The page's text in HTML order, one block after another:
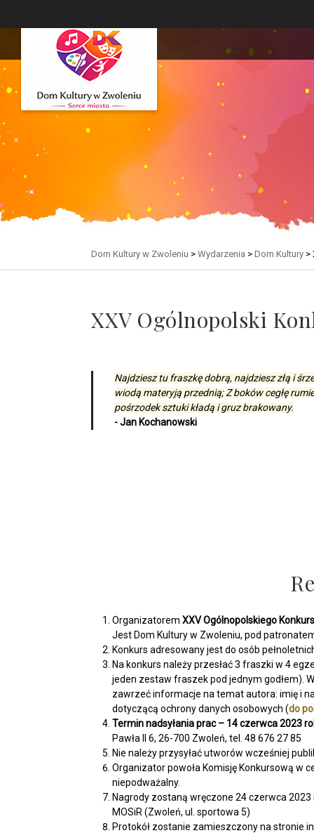
Dom Kultury w Zwoleniu > Wydarzenia > Dom Kultury >
XXV Ogólnopolski
Najdziesz tu fraszkę dobrą, najdziesz złą i
wiodą materyją przednią; Z boków cegłę
pośrzodek sztuki kładą i gruz brakowany.
Jan Kochanowski
Organizatorem XXV Ogólnopolskiego
Jest Dom Kultury w Zwoleniu, pod
Konkurs adresowany jest do osób
Na konkurs należy przesłać 3 fraszki w 4
jeden zestaw fraszek pod jednym godłem).
zawrzeć informacje na temat autora: imię i
dotyczącą ochrony danych osobowych (do
Termin nadsyłania prac – 14 czerwca 2023
Pawła II 6, 26-700 Zwoleń, tel. 48 676 27 85
Nie należy przysyłać utworów wcześniej
Organizator powoła Komisję Konkursową w
niepodważalny.
Nagrody zostaną wręczone 24 czerwca
MOSiR (Zwoleń, ul. sportowa 5)
Protokół zostanie zamieszczony na stronie